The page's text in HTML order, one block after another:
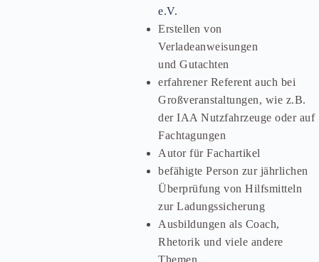
e.V.
Erstellen von
Verladeanweisungen
und Gutachten
erfahrener Referent auch bei
Großveranstaltungen, wie z.B.
der IAA Nutzfahrzeuge oder auf
Fachtagungen
Autor für Fachartikel
befähigte Person zur jährlichen
Überprüfung von Hilfsmitteln
zur Ladungssicherung
Ausbildungen als Coach,
Rhetorik und viele andere
Themen